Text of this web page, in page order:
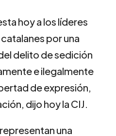
hoy a los líderes
por una
delito de sedición
e ilegalmente
de expresión,
dijo hoy la CIJ.
una